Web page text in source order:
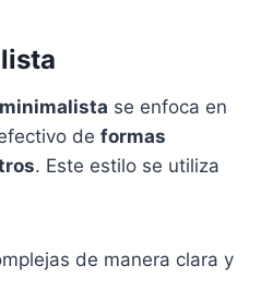
se enfoca en
de formas
. Este estilo se utiliza
de manera clara y